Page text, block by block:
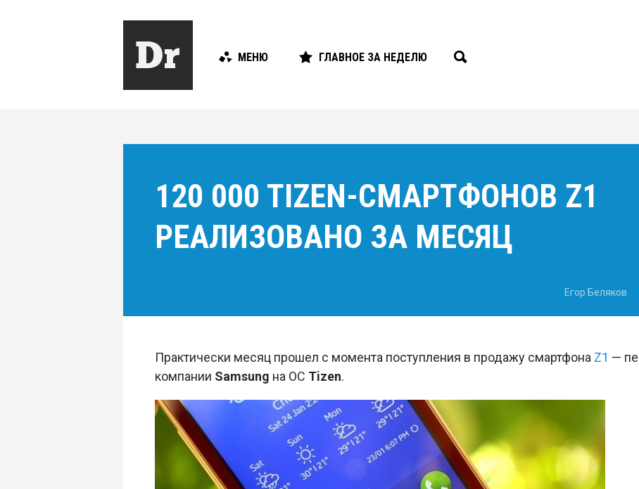
МЕНЮ ГЛАВНОЕ ЗА НЕДЕЛЮ
120 000 TIZEN-СМАРТФОНОВ Z1
РЕАЛИЗОВАНО ЗА МЕСЯЦ
Егор Беляков
Практически месяц прошел с момента поступления в продажу смартфона Z1 —
компании Samsung на ОС Tizen.